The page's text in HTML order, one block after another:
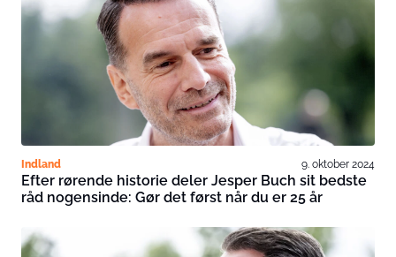
Indland 9. oktober 2024
Efter rørende historie deler Jesper Buch sit bedste
råd nogensinde: Gør det først når du er 25 år